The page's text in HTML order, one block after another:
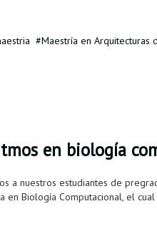
Maestría en Arquitecturas
en biología
a nuestros estudiantes de
en Biología Computacional, el